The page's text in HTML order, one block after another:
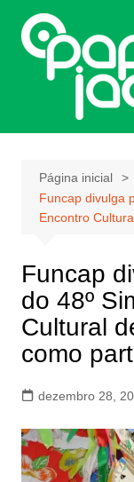
para
conteúdo
Página inicial
Funcap divulga
Encontro
Funcap
do 48º
Cultural
como
dezembro 28,